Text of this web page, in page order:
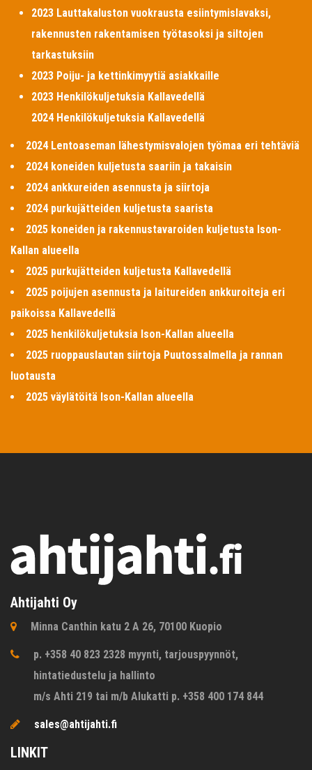
2023 Lauttakaluston vuokrausta esiintymislavaksi,
rakennusten rakentamisen työtasoksi ja siltojen
tarkastuksiin
2023 Poiju- ja kettinkimyytiä asiakkaille
2023 Henkilökuljetuksia Kallavedellä
2024 Henkilökuljetuksia Kallavedellä
2024 Lentoaseman lähestymisvalojen työmaa eri tehtäviä
2024 koneiden kuljetusta saariin ja takaisin
2024 ankkureiden asennusta ja siirtoja
2024 purkujätteiden kuljetusta saarista
2025 koneiden ja rakennustavaroiden kuljetusta Ison-
Kallan alueella
2025 purkujätteiden kuljetusta Kallavedellä
2025 poijujen asennusta ja laitureiden ankkuroiteja eri
paikoissa Kallavedellä
2025 henkilökuljetuksia Ison-Kallan alueella
2025 ruoppauslautan siirtoja Puutossalmella ja rannan
luotausta
2025 väylätöitä Ison-Kallan alueella
Ahtijahti Oy
Minna Canthin katu 2 A 26, 70100 Kuopio
p. +358 40 823 2328 myynti, tarjouspyynnöt,
hintatiedustelu ja hallinto
m/s Ahti 219 tai m/b Alukatti p. +358 400 174 844
sales@ahtijahti.fi
LINKIT